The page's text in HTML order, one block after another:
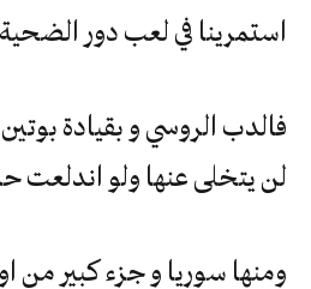
استمرينا في لعب دور
فالدب الروسي و بقيادة
لن يتخلى عنها ولو اندلعت
ومنها سوريا و جزء كبير من